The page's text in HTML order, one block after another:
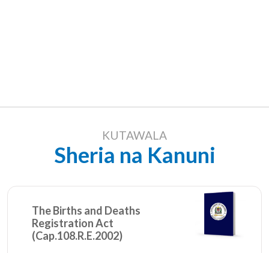
KUTAWALA
Sheria na Kanuni
The Births and Deaths
Registration Act
(Cap.108.R.E.2002)